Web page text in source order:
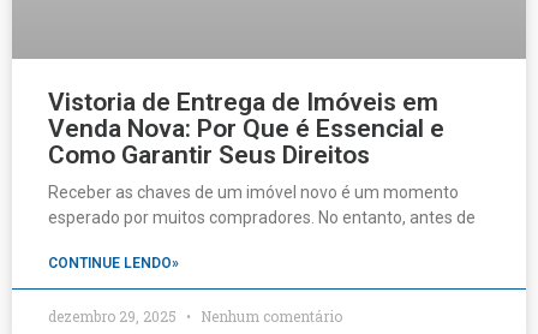
Vistoria de Entrega de Imóveis em
Venda Nova: Por Que é Essencial e
Como Garantir Seus Direitos
Receber as chaves de um imóvel novo é um momento
esperado por muitos compradores. No entanto, antes de
CONTINUE LENDO»
dezembro 29, 2025 Nenhum comentário